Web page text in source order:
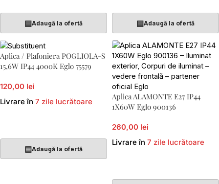
▤Adaugă la ofertă ▤Adaugă la ofertă
Aplica / Plafoniera POGLIOLA-S
15,6W IP44 4000K Eglo 75579
120,00 lei
Livrare în 7 zile lucrătoare
▤Adaugă la ofertă
Aplica ALAMONTE E27 IP44
1X60W Eglo 900136
260,00 lei
Livrare în 7 zile lucrătoare